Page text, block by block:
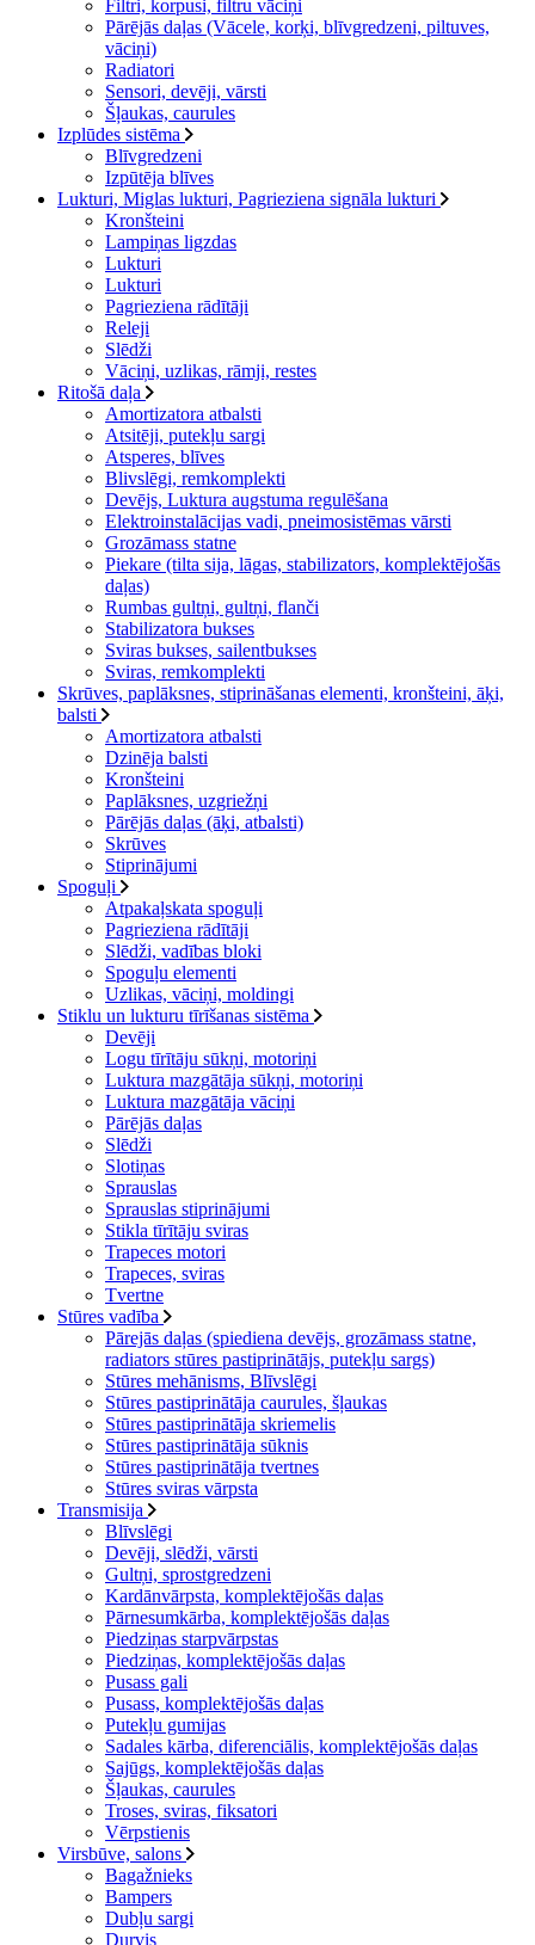
Filtri, korpusi, filtru vāciņi
Pārējās daļas (Vācele, korķi, blīvgredzeni, piltuves,
vāciņi)
Radiatori
Sensori, devēji, vārsti
Šļaukas, caurules
Izplūdes sistēma
Blīvgredzeni
Izpūtēja blīves
Lukturi, Miglas lukturi, Pagrieziena signāla lukturi
Kronšteini
Lampiņas ligzdas
Lukturi
Lukturi
Pagrieziena rādītāji
Releji
Slēdži
Vāciņi, uzlikas, rāmji, restes
Ritošā daļa
Amortizatora atbalsti
Atsitēji, putekļu sargi
Atsperes, blīves
Blivslēgi, remkomplekti
Devējs, Luktura augstuma regulēšana
Elektroinstalācijas vadi, pneimosistēmas vārsti
Grozāmass statne
Piekare (tilta sija, lāgas, stabilizators, komplektējošās
daļas)
Rumbas gultņi, gultņi, flanči
Stabilizatora bukses
Sviras bukses, sailentbukses
Sviras, remkomplekti
Skrūves, paplāksnes, stiprināšanas elementi, kronšteini, āķi,
balsti
Amortizatora atbalsti
Dzinēja balsti
Kronšteini
Paplāksnes, uzgriežņi
Pārējās daļas (āķi, atbalsti)
Skrūves
Stiprinājumi
Spoguļi
Atpakaļskata spoguļi
Pagrieziena rādītāji
Slēdži, vadības bloki
Spoguļu elementi
Uzlikas, vāciņi, moldingi
Stiklu un lukturu tīrīšanas sistēma
Devēji
Logu tīrītāju sūkņi, motoriņi
Luktura mazgātāja sūkņi, motoriņi
Luktura mazgātāja vāciņi
Pārējās daļas
Slēdži
Slotiņas
Sprauslas
Sprauslas stiprinājumi
Stikla tīrītāju sviras
Trapeces motori
Trapeces, sviras
Tvertne
Stūres vadība
Pārejās daļas (spiediena devējs, grozāmass statne,
radiators stūres pastiprinātājs, putekļu sargs)
Stūres mehānisms, Blīvslēgi
Stūres pastiprinātāja caurules, šļaukas
Stūres pastiprinātāja skriemelis
Stūres pastiprinātāja sūknis
Stūres pastiprinātāja tvertnes
Stūres sviras vārpsta
Transmisija
Blīvslēgi
Devēji, slēdži, vārsti
Gultņi, sprostgredzeni
Kardānvārpsta, komplektējošās daļas
Pārnesumkārba, komplektējošās daļas
Piedziņas starpvārpstas
Piedziņas, komplektējošās daļas
Pusass gali
Pusass, komplektējošās daļas
Putekļu gumijas
Sadales kārba, diferenciālis, komplektējošās daļas
Sajūgs, komplektējošās daļas
Šļaukas, caurules
Troses, sviras, fiksatori
Vērpstienis
Virsbūve, salons
Bagažnieks
Bampers
Dubļu sargi
Durvis